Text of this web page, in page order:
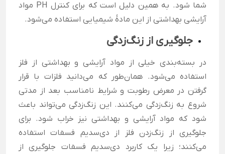
شما شود. به همین دلیل است که برای کنترل PH مواد
آرایشی بهداشتی از این مادهٔ شیمیایی استفاده می‌شود.
جلوگیری از زنگ‌زدگی
در بسته‌بندی خیلی از مواد آرایشی و بهداشتی از فلز
استفاده می‌شود. همان‌طور که می‌دانید فلزات با قرار
گرفتن در معرض رطوبت و شرایط نامناسب بعد از مدتی
شروع به زنگ‌زدگی می‌کنند. این زنگ‌زدگی می‌تواند باعث
شود که مواد آرایشی و بهداشتی نیز خراب شود. برای
جلوگیری از زنگ‌زدن فلز از دی‌سدیم فسفات استفاده
می‌کنند؛ زیرا یک کاربرد دی‌سدیم فسفات جلوگیری از